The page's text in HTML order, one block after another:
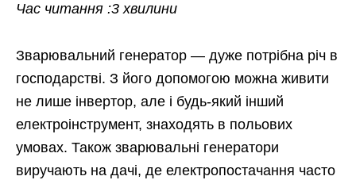
Час читання :3 хвилини
Зварювальний генератор — дуже потрібна річ в
господарстві. З його допомогою можна живити
не лише інвертор, але і будь-який інший
електроінструмент, знаходять в польових
умовах. Також зварювальні генератори
виручають на дачі, де електропостачання часто